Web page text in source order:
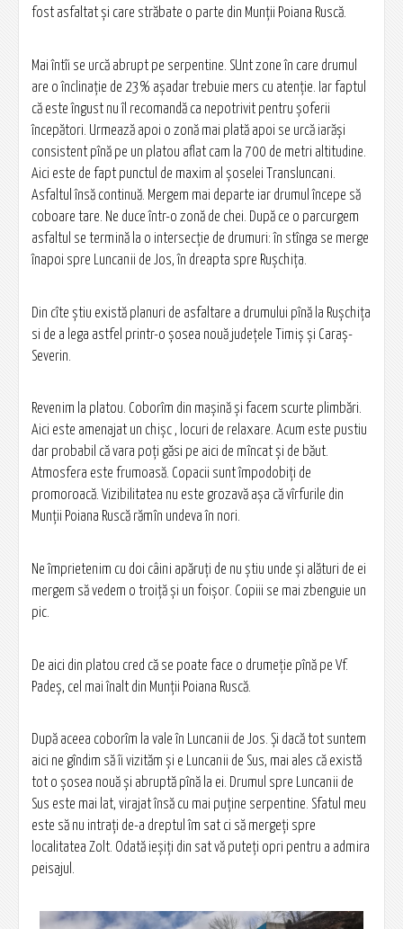
fost asfaltat și care străbate o parte din Munții Poiana Ruscă.
Mai întîi se urcă abrupt pe serpentine. SUnt zone în care drumul
are o înclinație de 23% așadar trebuie mers cu atenție. Iar faptul
că este îngust nu îl recomandă ca nepotrivit pentru șoferii
începători. Urmează apoi o zonă mai plată apoi se urcă iarăși
consistent pînă pe un platou aflat cam la 700 de metri altitudine.
Aici este de fapt punctul de maxim al șoselei Transluncani.
Asfaltul însă continuă. Mergem mai departe iar drumul începe să
coboare tare. Ne duce într-o zonă de chei. După ce o parcurgem
asfaltul se termină la o intersecție de drumuri: în stînga se merge
înapoi spre Luncanii de Jos, în dreapta spre Rușchița.
Din cîte știu există planuri de asfaltare a drumului pînă la Rușchița
si de a lega astfel printr-o șosea nouă județele Timiș și Caraș-
Severin.
Revenim la platou. Coborîm din mașină și facem scurte plimbări.
Aici este amenajat un chișc , locuri de relaxare. Acum este pustiu
dar probabil că vara poți găsi pe aici de mîncat și de băut.
Atmosfera este frumoasă. Copacii sunt împodobiți de
promoroacă. Vizibilitatea nu este grozavă așa că vîrfurile din
Munții Poiana Ruscă rămîn undeva în nori.
Ne împrietenim cu doi câini apăruți de nu știu unde și alături de ei
mergem să vedem o troiță și un foișor. Copiii se mai zbenguie un
pic.
De aici din platou cred că se poate face o drumeție pînă pe Vf.
Padeș, cel mai înalt din Munții Poiana Ruscă.
După aceea coborîm la vale în Luncanii de Jos. Și dacă tot suntem
aici ne gîndim să îi vizităm și e Luncanii de Sus, mai ales că există
tot o șosea nouă și abruptă pînă la ei. Drumul spre Luncanii de
Sus este mai lat, virajat însă cu mai puține serpentine. Sfatul meu
este să nu intrați de-a dreptul îm sat ci să mergeți spre
localitatea Zolt. Odată ieșiți din sat vă puteți opri pentru a admira
peisajul.